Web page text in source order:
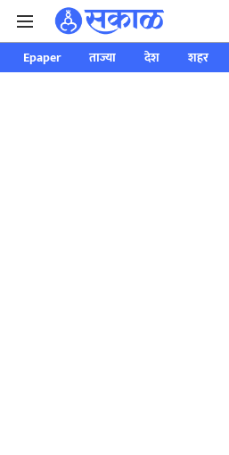
Epaper ताज्या देश शहर